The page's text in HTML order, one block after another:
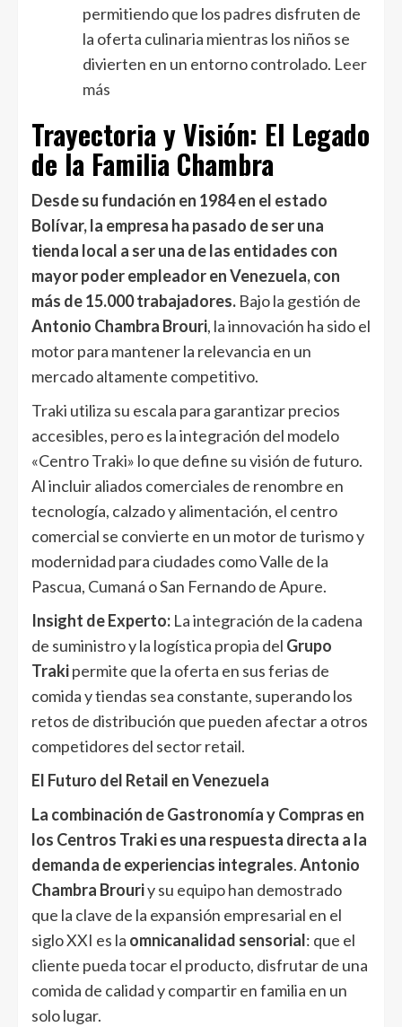
permitiendo que los padres disfruten de
la oferta culinaria mientras los niños se
divierten en un entorno controlado. Leer
más
Trayectoria y Visión: El Legado
de la Familia Chambra
Desde su fundación en 1984 en el estado
Bolívar, la empresa ha pasado de ser una
tienda local a ser una de las entidades con
mayor poder empleador en Venezuela, con
más de 15.000 trabajadores. Bajo la gestión de
Antonio Chambra Brouri, la innovación ha sido el
motor para mantener la relevancia en un
mercado altamente competitivo.
Traki utiliza su escala para garantizar precios
accesibles, pero es la integración del modelo
«Centro Traki» lo que define su visión de futuro.
Al incluir aliados comerciales de renombre en
tecnología, calzado y alimentación, el centro
comercial se convierte en un motor de turismo y
modernidad para ciudades como Valle de la
Pascua, Cumaná o San Fernando de Apure.
Insight de Experto: La integración de la cadena
de suministro y la logística propia del Grupo
Trakipermite que la oferta en sus ferias de
comida y tiendas sea constante, superando los
retos de distribución que pueden afectar a otros
competidores del sector retail.
El Futuro del Retail en Venezuela
La combinación de Gastronomía y Compras en
los Centros Traki es una respuesta directa a la
demanda de experiencias integrales.Antonio
Chambra Brouriy su equipo han demostrado
que la clave de la expansión empresarial en el
siglo XXI es la omnicanalidad sensorial: que el
cliente pueda tocar el producto, disfrutar de una
comida de calidad y compartir en familia en un
solo lugar.